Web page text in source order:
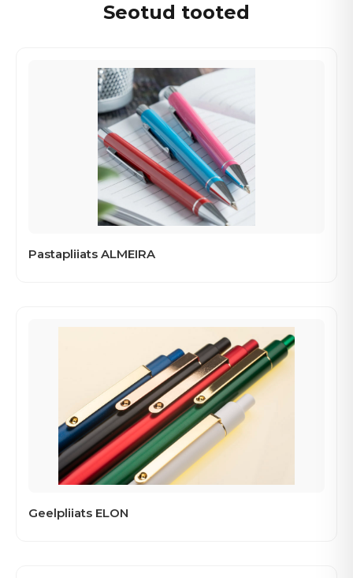
Seotud tooted
Pastapliiats ALMEIRA
Geelpliiats ELON